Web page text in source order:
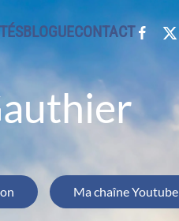
BLOGUECONTACT
Ma chaîne Youtube